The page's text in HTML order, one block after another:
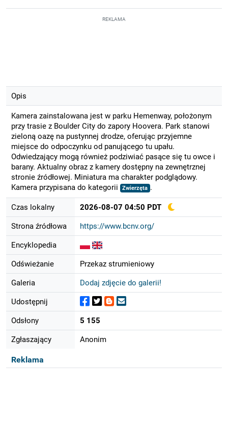
REKLAMA
Opis
Kamera zainstalowana jest w parku Hemenway, położonym
przy trasie z Boulder City do zapory Hoovera. Park stanowi
zieloną oazę na pustynnej drodze, oferując przyjemne
miejsce do odpoczynku od panującego tu upału.
Odwiedzający mogą również podziwiać pasące się tu owce i
barany. Aktualny obraz z kamery dostępny na zewnętrznej
stronie źródłowej. Miniatura ma charakter podglądowy.
Kamera przypisana do kategorii
Zwierzęta .
Czas lokalny 2026-08-07 04:50 PDT
Strona źródłowa https://www.bcnv.org/
Encyklopedia
Odświeżanie Przekaz strumieniowy
Galeria Dodaj zdjęcie do galerii!
Udostępnij
Odsłony 5 155
Zgłaszający Anonim
Reklama